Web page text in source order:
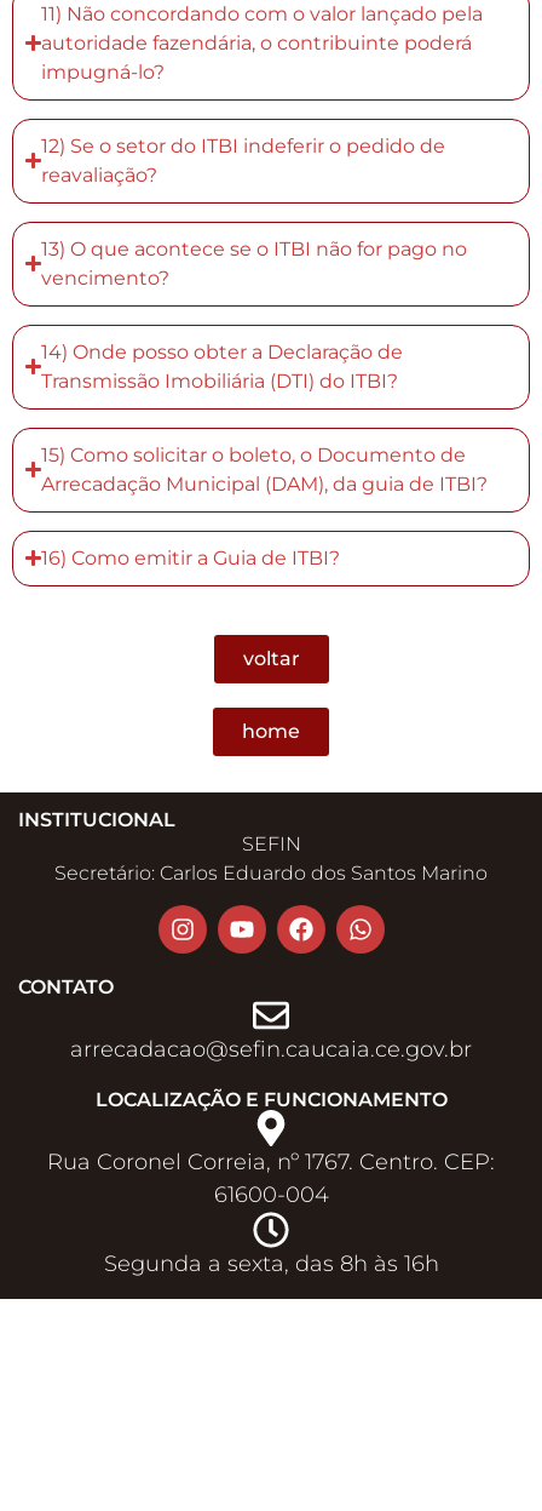
11) Não concordando com o valor lançado pela
autoridade fazendária, o contribuinte poderá
impugná-lo?
12) Se o setor do ITBI indeferir o pedido de
reavaliação?
13) O que acontece se o ITBI não for pago no
vencimento?
14) Onde posso obter a Declaração de
Transmissão Imobiliária (DTI) do ITBI?
15) Como solicitar o boleto, o Documento de
Arrecadação Municipal (DAM), da guia de ITBI?
16) Como emitir a Guia de ITBI?
voltar
home
INSTITUCIONAL
SEFIN
Secretário: Carlos Eduardo dos Santos Marino
CONTATO
arrecadacao@sefin.caucaia.ce.gov.br​
LOCALIZAÇÃO E FUNCIONAMENTO
Rua Coronel Correia, nº 1767. Centro. CEP:
61600-004
Segunda a sexta, das 8h às 16h